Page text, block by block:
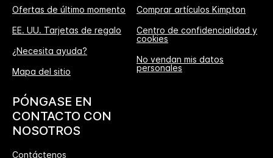
Ofertas de último momento
EE. UU. Tarjetas de regalo
¿Necesita ayuda?
Mapa del sitio
Comprar artículos Kimpton
Centro de confidencialidad y
cookies
No vendan mis datos
personales
PÓNGASE EN
CONTACTO CON
NOSOTROS
Contáctenos